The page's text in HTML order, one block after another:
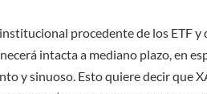
procedente de los ETF y
intacta a mediano plazo, en
y sinuoso. Esto quiere decir que